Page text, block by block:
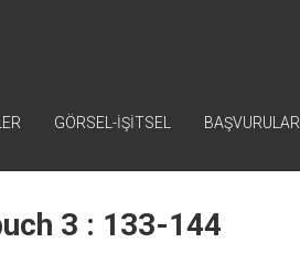
GÖRSEL-İŞİTSEL BAŞVURULAR
3 : 133-144